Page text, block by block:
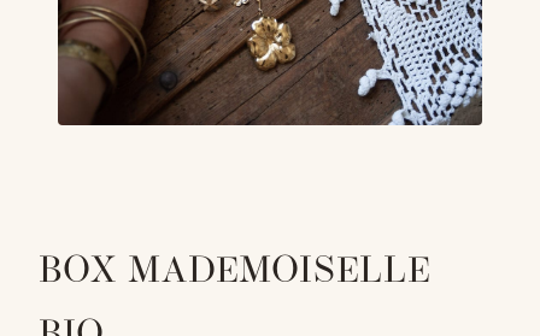
BOX MADEMOISELLE